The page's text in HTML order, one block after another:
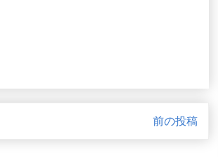
前の投稿